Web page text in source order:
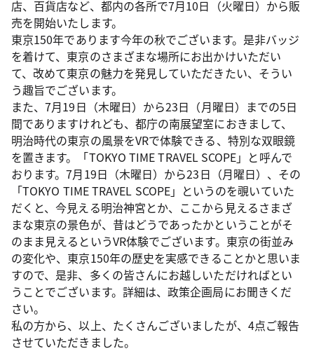
店、百貨店など、都内の各所で7月10日（火曜日）から販
売を開始いたします。
東京150年であります今年の秋でございます。是非バッジ
を着けて、東京のさまざまな場所にお出かけいただい
て、改めて東京の魅力を発見していただきたい、そうい
う趣旨でございます。
また、7月19日（木曜日）から23日（月曜日）までの5日
間でありますけれども、都庁の南展望室におきまして、
明治時代の東京の風景をVRで体験できる、特別な双眼鏡
を置きます。「TOKYO TIME TRAVEL SCOPE」と呼んで
おります。7月19日（木曜日）から23日（月曜日）、その
「TOKYO TIME TRAVEL SCOPE」というのを覗いていた
だくと、今見える明治神宮とか、ここから見えるさまざ
まな東京の景色が、昔はどうであったかということがそ
のまま見えるというVR体験でございます。東京の街並み
の変化や、東京150年の歴史を実感できることかと思いま
すので、是非、多くの皆さんにお越しいただければとい
うことでございます。詳細は、政策企画局にお聞きくだ
さい。
私の方から、以上、たくさんございましたが、4点ご報告
させていただきました。